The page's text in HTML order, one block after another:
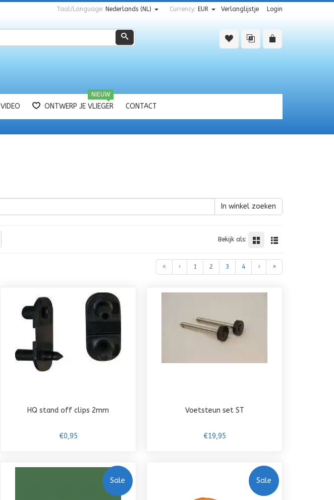
Verlanglijstje Login
Currency: EUR
Taal/Language: Nederlands (NL)
Zoeken
VIDEO ONTWERP JE VLIEGER
NIEUW
CONTACT
In winkel zoeken
Bekijk als:
« ‹ 1 2 3 4 › »
HQ stand off clips 2mm
€0,95
Voetsteun set ST
€19,95
Sale Sale